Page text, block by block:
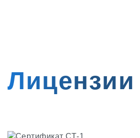
Лицензии